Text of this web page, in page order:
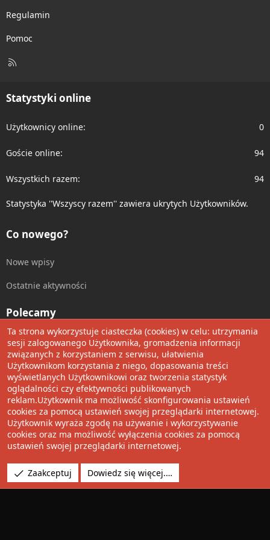
Regulamin
Pomoc
R
Statystyki online
Użytkownicy online 0
Goście online 94
Wszystkich razem 94
Statystyka ''Wszyscy razem'' zawiera ukrytych Użytkowników.
Co nowego?
Nowe wpisy
Ostatnie aktywności
Polecamy
Wolnościowe cytaty
Udostępnij
Facebook
TwitterRedditPinterest
TumblrWhatsApp
Umieść Link
Community platform by XenForo® © 2010-2022 XenForo Ltd.
Pixel Exit
Tłumaczenie wykonane przezXboxForum.pl
via s9e/MediaSites
Ta strona wykorzystuje ciasteczka (cookies) w celu: utrzymania
sesji zalogowanego Użytkownika, gromadzenia informacji
związanych z korzystaniem z serwisu, ułatwienia
Użytkownikom korzystania z niego, dopasowania treści
wyświetlanych Użytkownikowi oraz tworzenia statystyk
oglądalności czy efektywności publikowanych
reklam.Użytkownik ma możliwość skonfigurowania ustawień
cookies za pomocą ustawień swojej przeglądarki internetowej.
Użytkownik wyraża zgodę na używanie i wykorzystywanie
cookies oraz ma możliwość wyłączenia cookies za pomocą
ustawień swojej przeglądarki internetowej.
Zaakceptuj Dowiedz się więcej.…